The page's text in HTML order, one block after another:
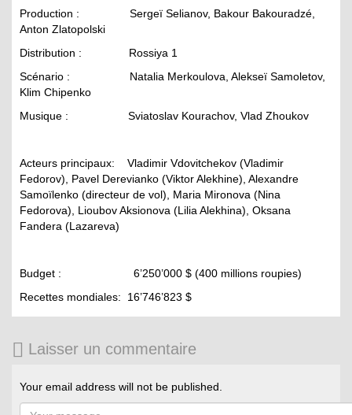
Production : Sergeï Selianov, Bakour Bakouradzé,
Anton Zlatopolski
Distribution : Rossiya 1
Scénario : Natalia Merkoulova, Alekseï Samoletov,
Klim Chipenko
Musique : Sviatoslav Kourachov, Vlad Zhoukov
Acteurs principaux: Vladimir Vdovitchekov (Vladimir
Fedorov), Pavel Derevianko (Viktor Alekhine), Alexandre
Samoïlenko (directeur de vol), Maria Mironova (Nina
Fedorova), Lioubov Aksionova (Lilia Alekhina), Oksana
Fandera (Lazareva)
Budget : 6’250’000 $ (400 millions roupies)
Recettes mondiales: 16’746’823 $
Laisser un commentaire
Your email address will not be published.